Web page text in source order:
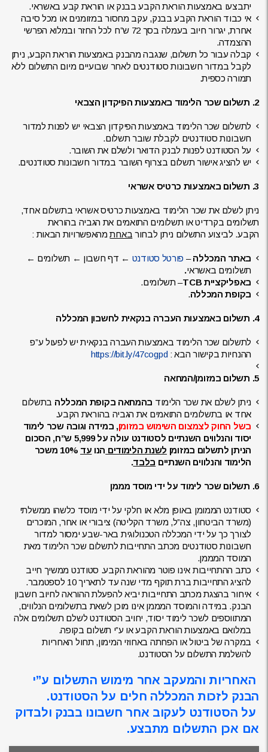
יתבצעו באמצעות הוראת הקבע בבנק או הוראת קבע באשראי.
אי כבוד הוראת הקבע בבנק, עקב מחסור במזומנים או מכל סיבה
אחרת, יגרור חיוב בעמלה בסך 72 ש”ח לכל החזר ובמלוא הפרשי
ההצמדה.
קבלה עבור כל תשלום, שנגבה מהבנק באמצעות הוראת הקבע, ניתן
לקבל במדור חשבונות סטודנטים לאחר שבועיים מיום התשלום ללא
תמורה כספית.
2. תשלום שכר הלימוד באמצעות הפיקדון הצבאי
לתשלום שכר הלימוד באמצעות הפיקדון הצבאי יש לפנות למדור
חשבונות סטודנטים לקבלת שובר תשלום.
על הסטודנט לפנות לבנק הדואר ולשלם את השובר.
יש להציג אישור תשלום בצרוף השובר במדור חשבונות סטודנטים.
3. תשלום באמצעות כרטיס אשראי
ניתן לשלם את שכר הלימוד באמצעות כרטיס אשראי בתשלום אחד,
תשלומים בקרדיט או תשלומים התואמים את הגביה בהוראת
הקבע. לביצוע התשלום ניתן לבחור באחתמהאפשרויות הבאות :
באתר המכללה– פורטל סטודנט ← דף חשבון ← תשלומים ←
תשלומים באשראי.
באפליקצייתTCB– תשלומים.
בקופת המכללה.
4. תשלום באמצעות העברה בנקאית לחשבון המכללה
לתשלום שכר הלימוד באמצעות העברה בנקאית יש לפעול ע”פ
ההנחיות בקישור הבא :https://bit.ly/47cogpd
5. תשלום במזומן/המחאה
ניתן לשלם את שכר הלימוד בהמחאה בקופת המכללה בתשלום
אחד או בתשלומים התואמים את הגביה בהוראת הקבע.
בשל החוק לצמצום השימוש במזומן, במידה וגובה שכר לימוד
יסוד והנלווים השנתיים לסטודנט עולה על 5,999 ש”ח, הסכום
הניתן לתשלום במזומן לשנת הלימודים הנו עד
10% משכר
הלימוד והנלווים השנתיים בלבד.
6. תשלום שכר לימוד על ידי מוסד מממן
סטודנט הממומן באופן מלא או חלקי על ידי מוסד כלשהו ממשלתי
(משרד הביטחון, צה”ל, משרד הקליטה) ציבורי או אחר, המוכרים
לצורך כך על ידי המכללה הטכנולוגית באר-שבע ימסור למדור
חשבונות סטודנטים מכתב התחייבות לתשלום שכר הלימוד מאת
המוסד המממן.
כתב ההתחייבות אינו פוטר מהוראת הקבע. סטודנט ממשיך חייב
להציג התחייבות ברת תוקף מדי שנה עד לתאריך 10 לספטמבר.
איחור בהצגת מכתב התחייבות יביא להפעלת ההוראה לחיוב חשבון
הבנק. במידה והמוסד המממן אינו מוכן לשאת בתשלומים הנלווים,
המתווספים לשכר לימוד יסוד, יחויב הסטודנט לשלם תשלומים אלה
במלואם באמצעות הוראת הקבע או ע”י תשלום בקופה.
במקרה של ביטול או הפחתה באחוזי המימון, תחול האחריות
להשלמת התשלום על הסטודנט.
האחריות והמעקב אחר מימוש התשלום ע”י
הבנק לזכות המכללה חלים על הסטודנט.
על הסטודנט לעקוב אחר חשבונו בבנק ולבדוק
אם אכן התשלום מתבצע.